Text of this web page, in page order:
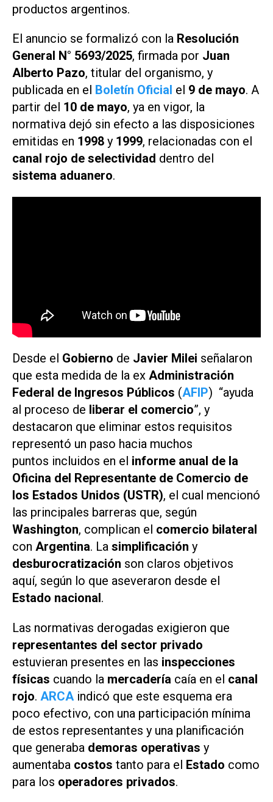
productos argentinos.
El anuncio se formalizó con la Resolución
General N° 5693/2025, firmada por Juan
Alberto Pazo, titular del organismo, y
publicada en el Boletín Oficial el 9 de mayo. A
partir del 10 de mayo, ya en vigor, la
normativa dejó sin efecto a las disposiciones
emitidas en 1998 y 1999, relacionadas con el
canal rojo de selectividad dentro del
sistema aduanero.
Desde el Gobierno de Javier Milei señalaron
que esta medida de la ex Administración
Federal de Ingresos Públicos (AFIP) “ayuda
al proceso de liberar el comercio”, y
destacaron que eliminar estos requisitos
representó un paso hacia muchos
puntos incluidos en el informe anual de la
Oficina del Representante de Comercio de
los Estados Unidos (USTR), el cual mencionó
las principales barreras que, según
Washington, complican el comercio bilateral
con Argentina. La simplificación y
desburocratización son claros objetivos
aquí, según lo que aseveraron desde el
Estado nacional.
Las normativas derogadas exigieron que
representantes del sector privado
estuvieran presentes en las inspecciones
físicas cuando la mercadería caía en el canal
rojo. ARCA indicó que este esquema era
poco efectivo, con una participación mínima
de estos representantes y una planificación
que generaba demoras operativas y
aumentaba costos tanto para el Estado como
para los operadores privados.